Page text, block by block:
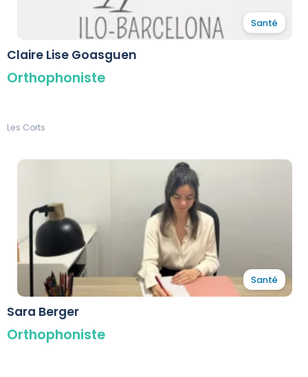
Santé
Claire Lise Goasguen
Orthophoniste
Les Corts
Santé
Sara Berger
Orthophoniste